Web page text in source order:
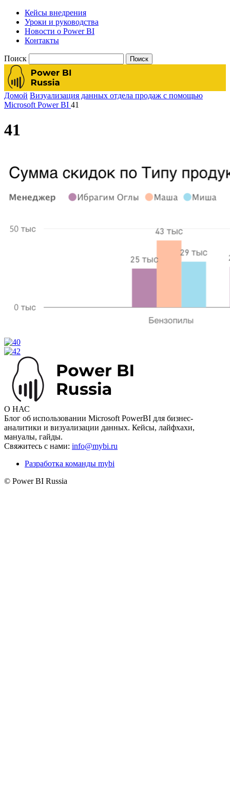
Кейсы внедрения
Уроки и руководства
Новости о Power BI
Контакты
Поиск
Домой Визуализация данных отдела продаж с помощью
Microsoft Power BI 41
41
О НАС
Блог об использовании Microsoft PowerBI для бизнес-
аналитики и визуализации данных. Кейсы, лайфхахи,
мануалы, гайды.
Свяжитесь с нами: info@mybi.ru
Разработка команды mybi
© Power BI Russia